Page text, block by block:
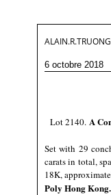
ALAIN.R.TRUONG
6 octobre 2018
Lot 2140. A
Set with 29
carats in total,
18K,
Poly Hong Kong.